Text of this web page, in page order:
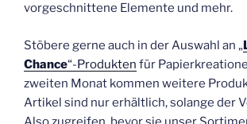
vorgeschnittene Elemente und mehr.
Stöbere gerne auch in der Auswahl an „
Chance“-Produkten für
zweiten Monat kommen weitere
Artikel sind nur erhältlich, solange der